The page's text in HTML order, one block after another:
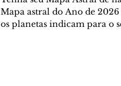
Mapa astral do Ano de 2026
os planetas indicam para o